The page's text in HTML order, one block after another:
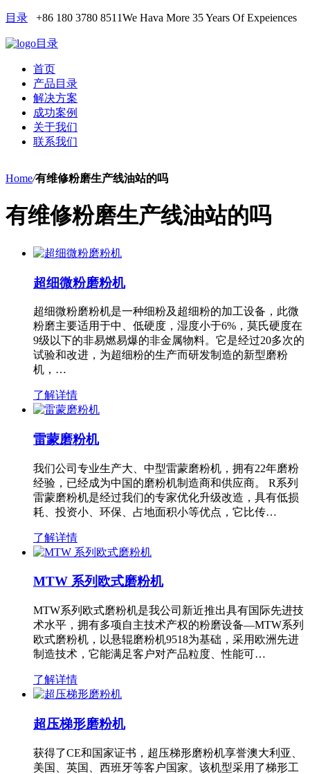
目录 +86 180 3780 8511We Hava More 35 Years Of Expeiences
目录
首页
产品目录
解决方案
成功案例
关于我们
联系我们
Home/有维修粉磨生产线油站的吗
有维修粉磨生产线油站的吗
超细微粉磨粉机
超细微粉磨粉机是一种细粉及超细粉的加工设备，此微
粉磨主要适用于中、低硬度，湿度小于6%，莫氏硬度在
9级以下的非易燃易爆的非金属物料。它是经过20多次的
试验和改进，为超细粉的生产而研发制造的新型磨粉
机，…
了解详情
雷蒙磨粉机
我们公司专业生产大、中型雷蒙磨粉机，拥有22年磨粉
经验，已经成为中国的磨粉机制造商和供应商。 R系列
雷蒙磨粉机是经过我们的专家优化升级改造，具有低损
耗、投资小、环保、占地面积小等优点，它比传…
了解详情
MTW 系列欧式磨粉机
MTW系列欧式磨粉机是我公司新近推出具有国际先进技
术水平，拥有多项自主技术产权的粉磨设备—MTW系列
欧式磨粉机，以悬辊磨粉机9518为基础，采用欧洲先进
制造技术，它能满足客户对产品粒度、性能可…
了解详情
超压梯形磨粉机
获得了CE和国家证书，超压梯形磨粉机享誉澳大利亚、
美国、英国、西班牙等客户国家。该机型采用了梯形工